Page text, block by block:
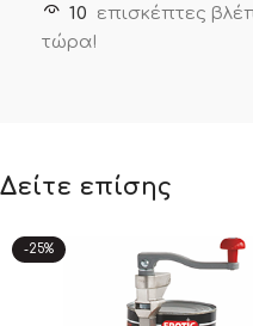
10 επισκέπτες
τώρα!
Δείτε επίσης
-25%